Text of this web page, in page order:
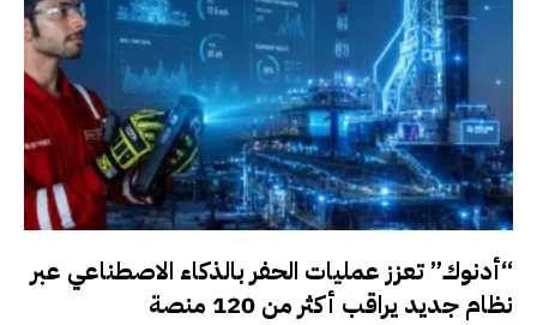
“أدنوك” تعزز عمليات الحفر بالذكاء الاصطناعي عبر
نظام جديد يراقب أكثر من 120 منصة